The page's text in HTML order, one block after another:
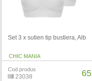
Set 3 x sutien tip bustiera, Alb
CHIC MANIA
Cod produs
23038 65